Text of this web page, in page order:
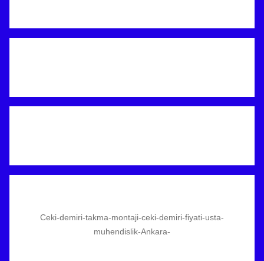
Ceki-demiri-takma-montaji-ceki-demiri-fiyati-usta-
muhendislik-Ankara-